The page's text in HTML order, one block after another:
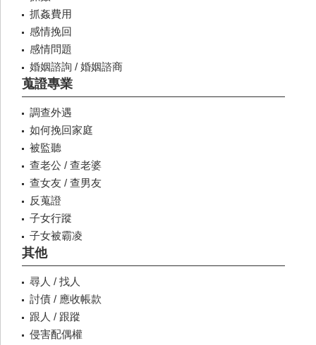
抓姦費用
感情挽回
感情問題
婚姻諮詢 / 婚姻諮商
蒐證專業
調查外遇
如何挽回家庭
被監聽
查老公 / 查老婆
查女友 / 查男友
反蒐證
子女行蹤
子女被霸凌
其他
尋人 / 找人
討債 / 應收帳款
跟人 / 跟蹤
侵害配偶權